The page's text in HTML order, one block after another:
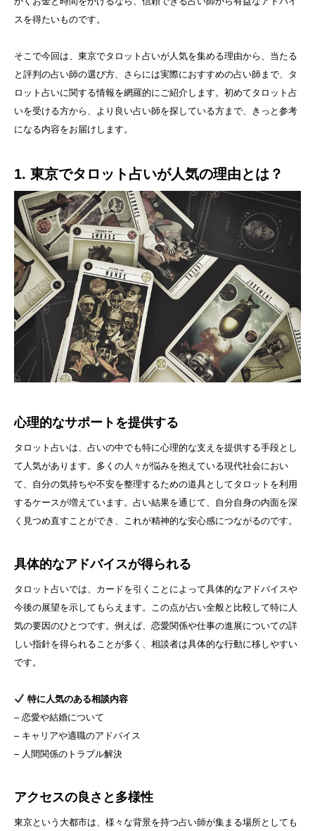
スを得たいものです。
そこで今回は、東京でタロット占いが人気を集める理由から、当たる
と評判の占い師の選び方、さらには実際におすすめの占い師まで、タ
ロット占いに関する情報を網羅的にご紹介します。初めてタロット占
いを受ける方から、より良い占い師を探している方まで、きっと参考
になる内容をお届けします。
1. 東京でタロット占いが人気の理由とは？
心理的なサポートを提供する
タロット占いは、占いの中でも特に心理的な支えを提供する手段とし
て人気があります。多くの人々が悩みを抱えている現代社会におい
て、自分の気持ちや不安を整理するための道具としてタロットを利用
するケースが増えています。占い結果を通じて、自分自身の内面を深
く見つめ直すことができ、これが精神的な安心感につながるのです。
具体的なアドバイスが得られる
タロット占いでは、カードを引くことによって具体的なアドバイスや
今後の展望を示してもらえます。この点が占い全般と比較して特に人
気の要因のひとつです。例えば、恋愛関係や仕事の進展についての詳
しい指針を得られることが多く、相談者は具体的な行動に移しやすい
です。
特に人気のある相談内容
– 恋愛や結婚について
– キャリアや適職のアドバイス
– 人間関係のトラブル解決
アクセスの良さと多様性
東京という大都市は、様々な背景を持つ占い師が集まる場所としても